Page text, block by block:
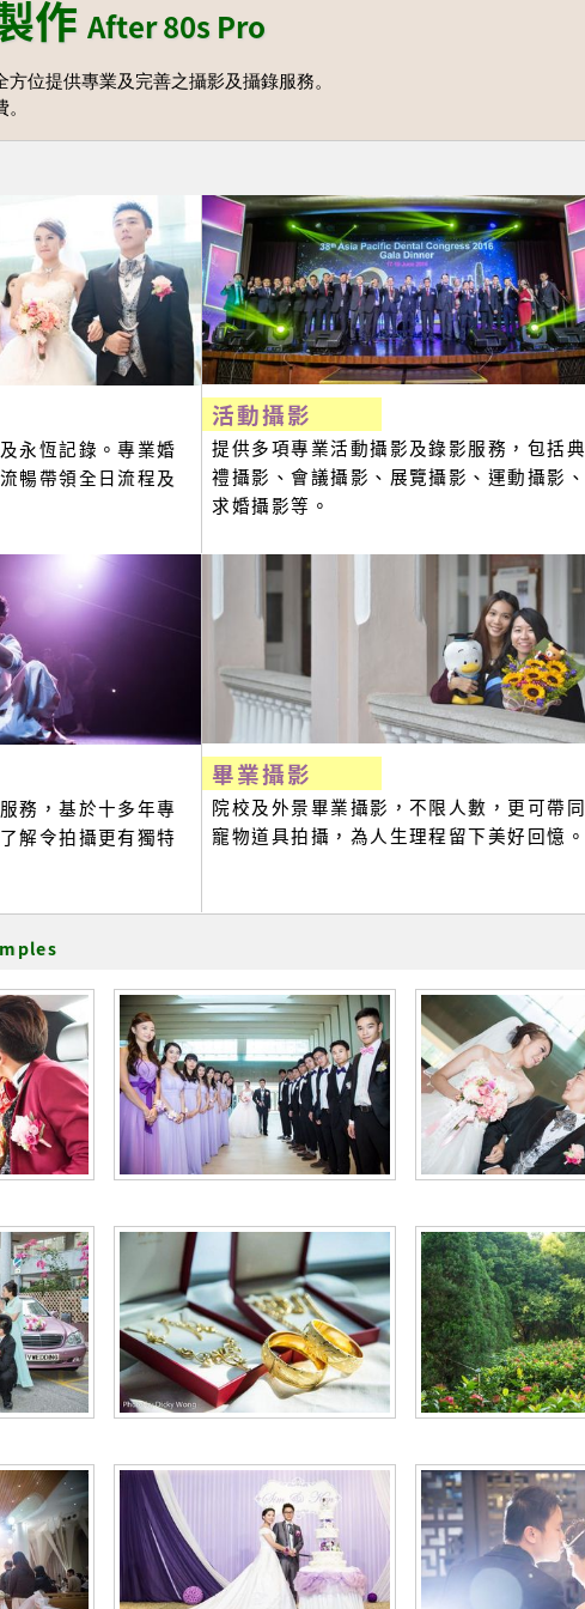
作 After 80s Pro
方位提供專業及完善之攝影及攝錄服務。
永恆記錄。專業婚
暢帶領全日流程及
活動攝影
提供多項專業活動攝影及錄影服務，包括典
禮攝影、會議攝影、展覽攝影、運動攝影、
求婚攝影等。
務，基於十多年專
解令拍攝更有獨特
畢業攝影
院校及外景畢業攝影，不限人數，更可帶同
寵物道具拍攝，為人生理程留下美好回憶。